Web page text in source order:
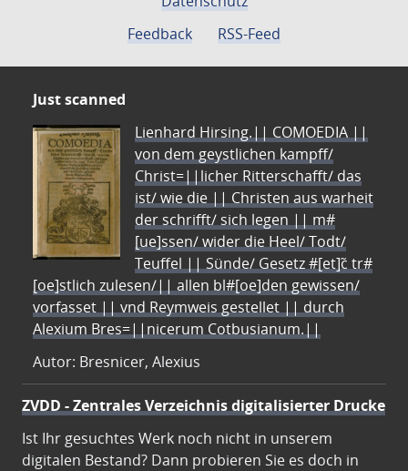
Feedback
RSS-Feed
Just scanned
Lienhard Hirsing.|| COMOEDIA ||
von dem geystlichen kampff/
Christ=||licher Ritterschafft/ das
ist/ wie die || Christen aus warheit
der schrifft/ sich legen || m#
[ue]ssen/ wider die Heel/ Todt/
Teuffel || Sünde/ Gesetz #[et]c̃ tr#
[oe]stlich zulesen/|| allen bl#[oe]den gewissen/
vorfasset || vnd Reymweis gestellet || durch
Alexium Bres=||nicerum Cotbusianum.||
Autor: Bresnicer, Alexius
ZVDD - Zentrales Verzeichnis digitalisierter Drucke
Ist Ihr gesuchtes Werk noch nicht in unserem
digitalen Bestand? Dann probieren Sie es doch in